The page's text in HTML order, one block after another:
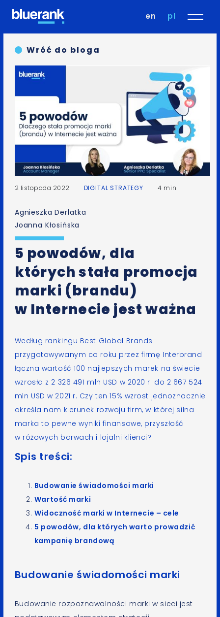
en pl
Wróć do bloga
2 listopada 2022 DIGITAL STRATEGY 4 min
Agnieszka Derlatka
Joanna Kłosińska
5 powodów, dla
których stała promocja
marki (brandu)
w Internecie jest ważna
Według rankingu Best Global Brands
przygotowywanym co roku przez firmę Interbrand
łączna wartość 100 najlepszych marek na świecie
wzrosła z 2 326 491 mln USD w 2020 r. do 2 667 524
mln USD w 2021 r. Czy ten 15% wzrost jednoznacznie
określa nam kierunek rozwoju firm, w której silna
marka to pewne wyniki finansowe, przyszłość
w różowych barwach i lojalni klienci?
Spis treści:
Budowanie świadomości marki
Wartość marki
Widoczność marki w Internecie – cele
5 powodów, dla których warto prowadzić
kampanię brandową
Budowanie świadomości marki
Budowanie rozpoznawalności marki w sieci jest